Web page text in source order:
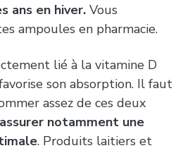
ans en hiver. Vous
ampoules en pharmacie.
lié à la vitamine D
son absorption. Il faut
assez de ces deux
notamment une
. Produits laitiers et